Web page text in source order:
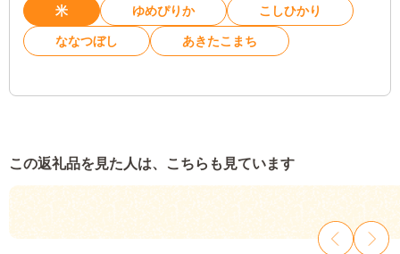
米 ゆめぴりか こしひかり
ななつぼし あきたこまち
この返礼品を見た人は、こちらも見ています